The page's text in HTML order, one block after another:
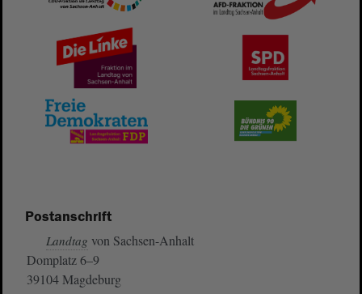
Postanschrift
Landtag von Sachsen-Anhalt
Domplatz 6–9
39104 Magdeburg